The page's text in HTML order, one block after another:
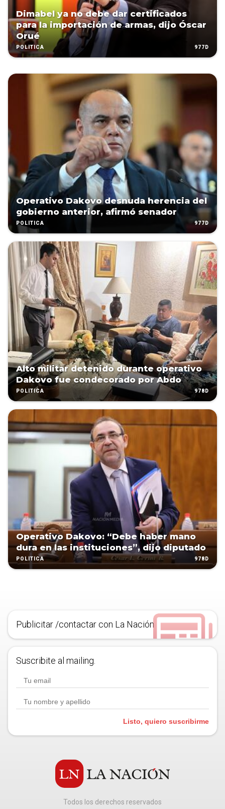
Dimabel ya no debe dar certificados
para la importación de armas, dijo Óscar
Orué
POLÍTICA 977D
Operativo Dakovo desnuda herencia del
gobierno anterior, afirmó senador
POLÍTICA 977D
Alto militar detenido durante operativo
Dakovo fue condecorado por Abdo
POLÍTICA 978D
Operativo Dakovo: “Debe haber mano
dura en las instituciones”, dijo diputado
POLÍTICA 978D
Publicitar /contactar con La Nación
Suscribite al mailing.
Listo, quiero suscribirme
Todos los derechos reservados